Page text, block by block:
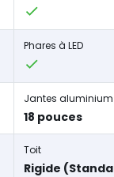
Phares à LED
Jantes aluminium
18 pouces
Toit
Rigide